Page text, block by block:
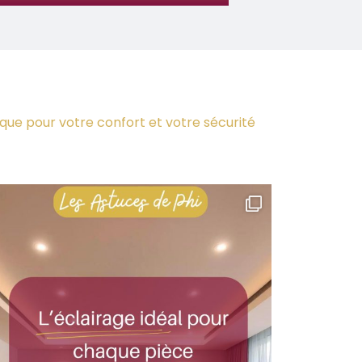
pour votre confort et votre sécurité